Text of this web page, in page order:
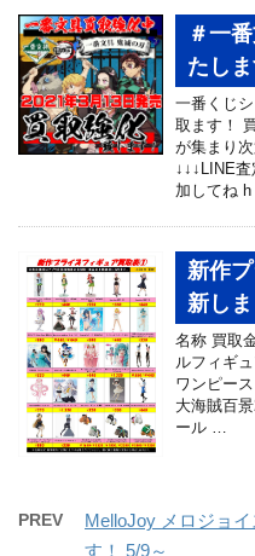
＃一
たし
一番くじ
取ます！
が集まり
↓↓↓LINE
加してね
新作
新し
名称 買取
ルフィギ
ワンピー
大海賊百
ール …
PREV
MelloJoy メロジョ
す！ 5/9～